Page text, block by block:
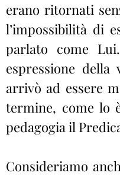
erano ritornati
l’impossibilità di
parlato come
espressione
arrivò ad essere
termine, come lo
pedagogia il
Consideriamo